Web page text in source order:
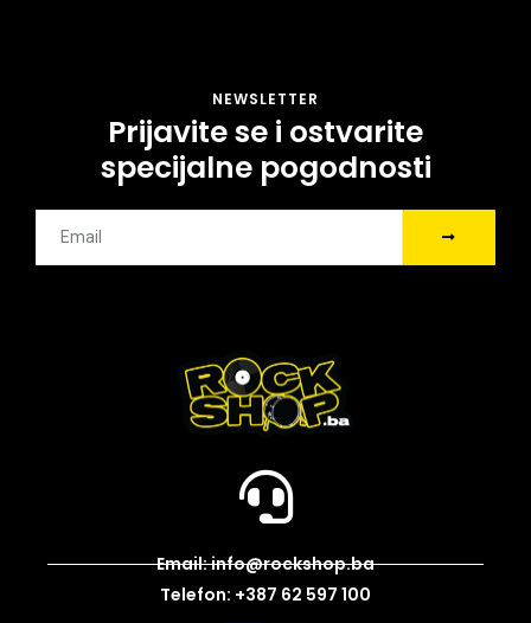
NEWSLETTER
Prijavite se i ostvarite
specijalne pogodnosti
Email: info@rockshop.ba
Telefon: +387 62 597 100